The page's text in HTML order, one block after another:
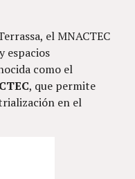
el MNACTEC
espacios
como el
, que permite
en el